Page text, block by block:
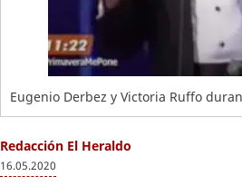
Eugenio Derbez y Victoria Ruffo
Redacción El Heraldo
16.05.2020